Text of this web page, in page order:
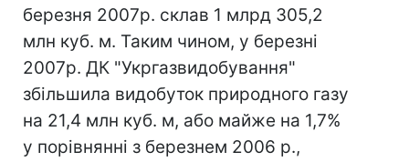
березня 2007р. склав 1 млрд 305,2
млн куб. м. Таким чином, у березні
2007р. ДК "Укргазвидобування"
збільшила видобуток природного газу
на 21,4 млн куб. м, або майже на 1,7%
у порівнянні з березнем 2006 р.,